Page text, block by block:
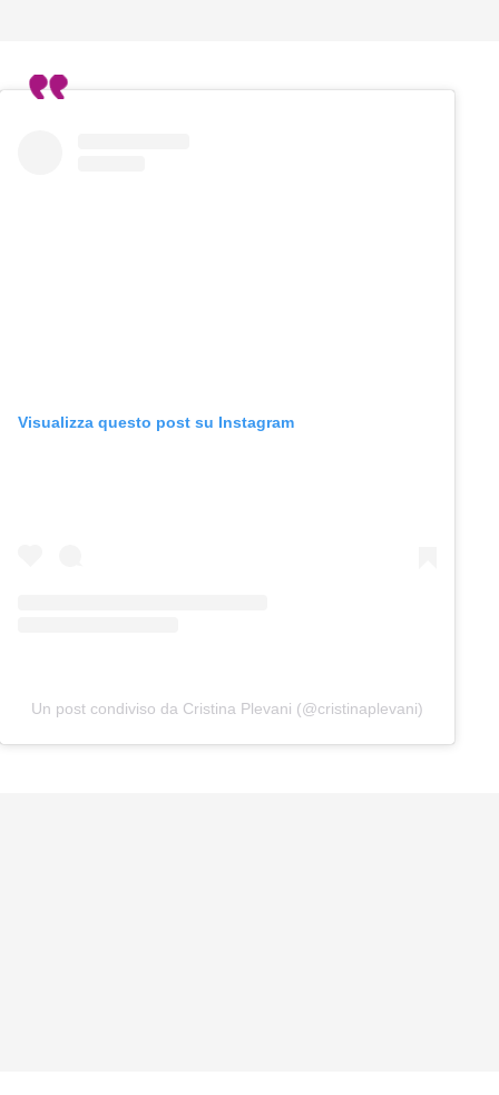
Visualizza questo post su Instagram
Un post condiviso da Cristina Plevani (@cristinaplevani)